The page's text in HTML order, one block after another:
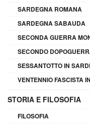
SARDEGNA ROMANA
SARDEGNA SABAUDA
SECONDA GUERRA
SECONDO
SESSANTOTTO IN
VENTENNIO FASCISTA
STORIA E FILOSOFIA
FILOSOFIA